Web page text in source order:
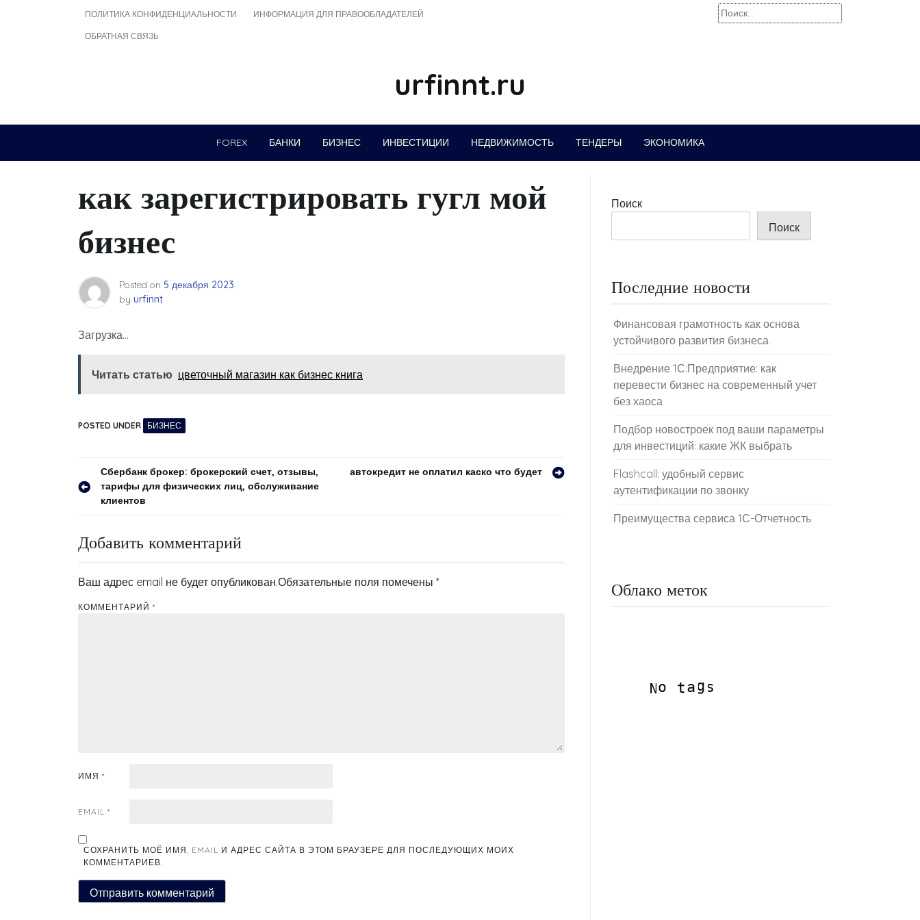
ПОЛИТИКА КОНФИДЕНЦИАЛЬНОСТИ ИНФОРМАЦИЯ ДЛЯ ПРАВООБЛАДАТЕЛЕЙ
ОБРАТНАЯ СВЯЗЬ
Найти:
urfinnt.ru
FOREX БАНКИ БИЗНЕС ИНВЕСТИЦИИ НЕДВИЖИМОСТЬ ТЕНДЕРЫ ЭКОНОМИКА
как зарегистрировать гугл мой
бизнес
Posted on 5 декабря 2023
by urfinnt
Загрузка…
Читать статью цветочный магазин как бизнес книга
POSTED UNDER БИЗНЕС
Навигация
записям
Сбербанк брокер: брокерский счет, отзывы,
тарифы для физических лиц, обслуживание
клиентов
автокредит не оплатил каско что будет
Добавить комментарий
Ваш адрес email не будет опубликован.Обязательные поля помечены *
КОММЕНТАРИЙ *
ИМЯ *
EMAIL *
СОХРАНИТЬ МОЁ ИМЯ, EMAIL И АДРЕС САЙТА В ЭТОМ БРАУЗЕРЕ ДЛЯ ПОСЛЕДУЮЩИХ МОИХ
КОММЕНТАРИЕВ.
Поиск
Поиск
Последние новости
Финансовая грамотность как основа
устойчивого развития бизнеса
Внедрение 1С:Предприятие: как
перевести бизнес на современный учет
без хаоса
Подбор новостроек под ваши параметры
для инвестиций: какие ЖК выбрать
Flashcall: удобный сервис
аутентификации по звонку
Преимущества сервиса 1С-Отчетность
Облако меток